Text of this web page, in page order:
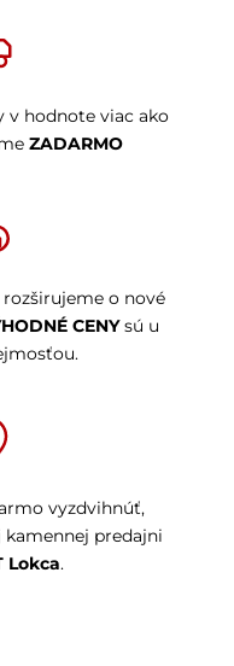
v hodnote viac ako
ZADARMO
o nové
CENYsú u
vyzdvihnúť,
kamennej predajni
Lokca.